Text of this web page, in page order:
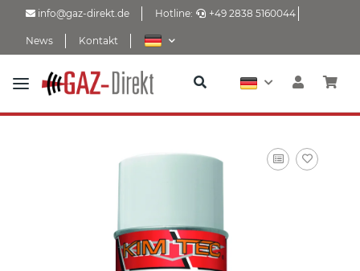
info@gaz-direkt.de Hotline: +49 2838 5160044
News Kontakt